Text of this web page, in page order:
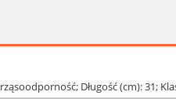
Długość (cm): 31;